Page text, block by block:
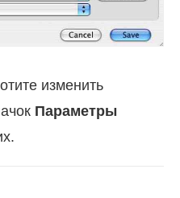
изменить
Параметры